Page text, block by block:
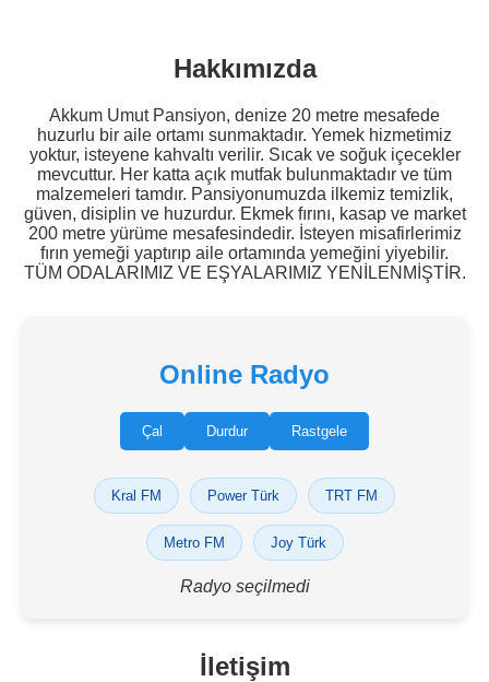
Hakkımızda
Akkum Umut Pansiyon, denize 20 metre mesafede
huzurlu bir aile ortamı sunmaktadır. Yemek hizmetimiz
yoktur, isteyene kahvaltı verilir. Sıcak ve soğuk içecekler
mevcuttur. Her katta açık mutfak bulunmaktadır ve tüm
malzemeleri tamdır. Pansiyonumuzda ilkemiz temizlik,
güven, disiplin ve huzurdur. Ekmek fırını, kasap ve market
200 metre yürüme mesafesindedir. İsteyen misafirlerimiz
fırın yemeği yaptırıp aile ortamında yemeğini yiyebilir.
TÜM ODALARIMIZ VE EŞYALARIMIZ YENİLENMİŞTİR.
Online Radyo
Çal Durdur Rastgele
Kral FM Power Türk TRT FM
Metro FM Joy Türk
Radyo seçilmedi
İletişim